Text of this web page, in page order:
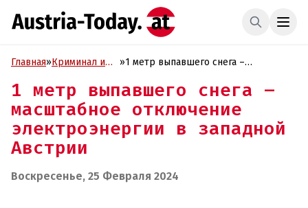
Главная»Криминал и
»1 метр выпавшего снега –
электроэнергии в западной Австрии
1 метр выпавшего снега –
масштабное отключение
электроэнергии в западной
Австрии
Воскресенье, 25 Февраля 2024